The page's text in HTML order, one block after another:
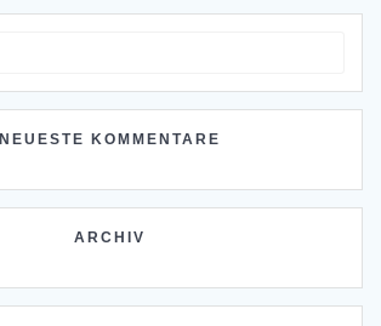
NEUESTE KOMMENTARE
ARCHIV